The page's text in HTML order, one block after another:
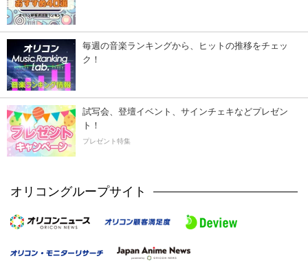
毎週の音楽ランキングから、ヒットの推移をチェッ
ク！
試写会、登壇イベント、サインチェキなどプレゼン
ト！
プレゼント特集
オリコングループサイト